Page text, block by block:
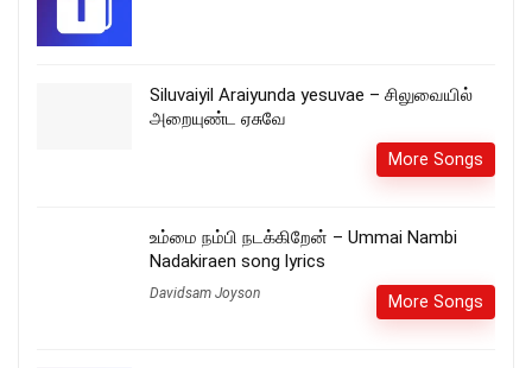
Siluvaiyil Araiyunda yesuvae – சிலுவையில்
அறையுண்ட ஏசுவே
More Songs
உம்மை நம்பி நடக்கிறேன் – Ummai Nambi
Nadakiraen song lyrics
Davidsam Joyson More Songs